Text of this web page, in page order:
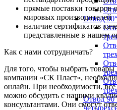
Отвод
Отвод
прямые поставки товаров
мировых производителей
наличие сертификатов
представленные в нашем
Как с нами сотрудничать?
Для того, чтобы выбрать товары
компании «СК Пласт»,
онлайн. При необходимости,
можно обсудить с нашими
консультантами. Они смогут